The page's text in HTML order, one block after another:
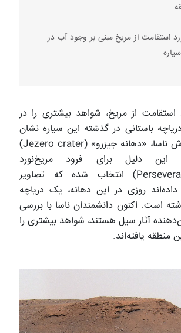
استقامت از مریخ مبنی بر وجود آب در
استقامت از مریخ، شواهد بیشتری را در
باستانی در گذشته این سیاره نشان
می‌دهند. به گزارش ناسا، «دهانه جیزرو» (Jezero crater)
دلیل برای فرود مریخ‌نورد
استقامت (Perseverance) انتخاب شده که تصاویر
روزی در این دهانه، یک دریاچه
است. اکنون دانشمندان ناسا با بررسی
آثار سیل هستند، شواهد بیشتری را
منطقه یافته‌اند.